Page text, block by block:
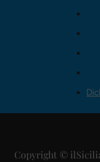
Copyright ©